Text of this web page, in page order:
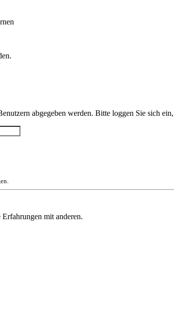
abgegeben werden. Bitte loggen Sie sich
mit anderen.